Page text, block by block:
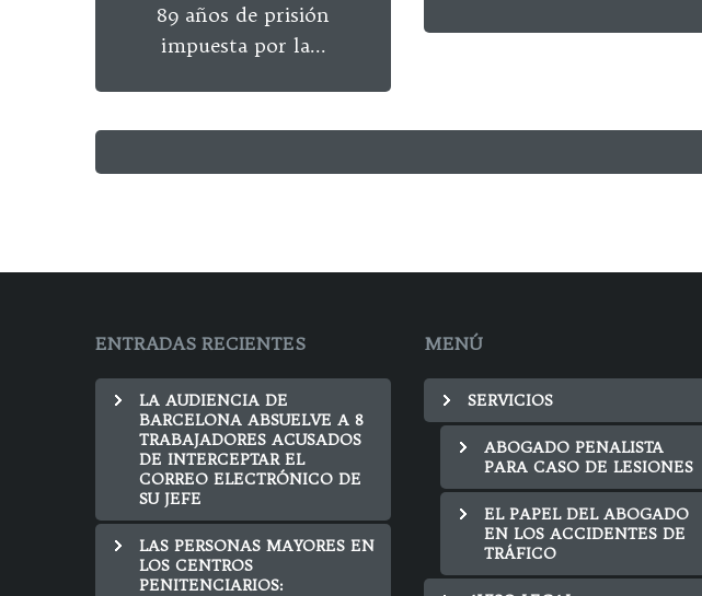
89 años de prisión
impuesta por la...
ENTRADAS RECIENTES
LA AUDIENCIA DE
BARCELONA ABSUELVE A 8
TRABAJADORES ACUSADOS
DE INTERCEPTAR EL
CORREO ELECTRÓNICO DE
SU JEFE
LAS PERSONAS MAYORES EN
LOS CENTROS
PENITENCIARIOS:
MENÚ
SERVICIOS
ABOGADO PENALISTA
PARA CASO DE LESIONES
EL PAPEL DEL ABOGADO
EN LOS ACCIDENTES DE
TRÁFICO